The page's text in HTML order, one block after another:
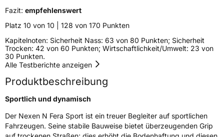
EU Label
Nasshaftung
Rollgeräusch (Klasse)B
Fahrzeugklasse
Fazit: empfehlenswert
Platz 10 von 10 | 128 von 170 Punkten
Kapitelnoten: Sicherheit Nass: 63 von 80 Punkten; Sicherheit
Trocken: 42 von 60 Punkten; Wirtschaftlichkeit/Umwelt: 23 von
30 Punkten.
Alle Testberichte anzeigen
Produktbeschreibung
Sportlich und dynamisch
Der Nexen N Fera Sport ist ein treuer Begleiter auf sportlichen
Fahrzeugen. Seine stabile Bauweise bietet überzeugenden Grip